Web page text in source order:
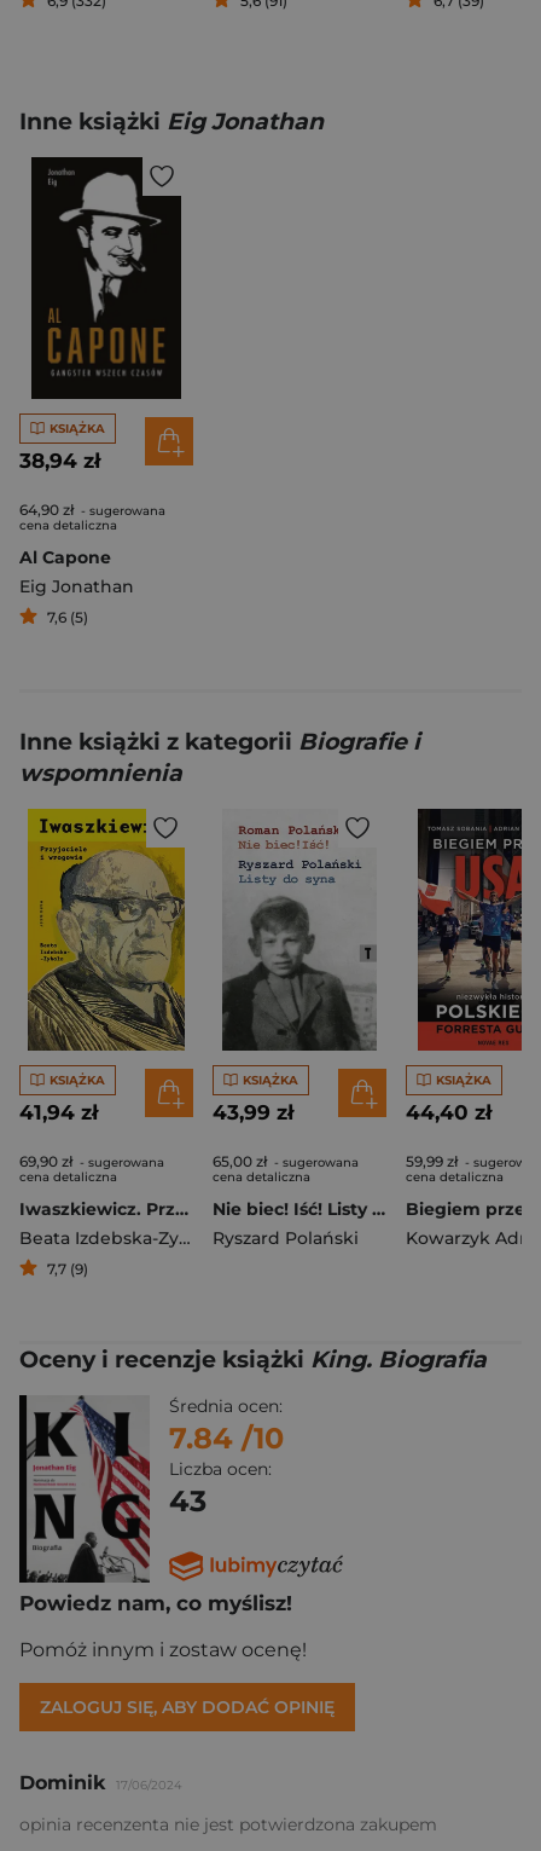
Inne książki Eig Jonathan
KSIĄŻKA
38,94 zł
64,90 zł - sugerowana
cena detaliczna
Al Capone
Eig Jonathan
7,6 (5)
Inne książki z kategorii Biografie i
wspomnienia
KSIĄŻKA
41,94 zł
69,90 zł - sugerowana
cena detaliczna
Iwaszkiewicz. Przyjaciele i wrogowie
Beata Izdebska-Zybała
7,7 (9)
KSIĄŻKA
43,99 zł
65,00 zł - sugerowana
cena detaliczna
Nie biec! Iść! Listy ojca
Ryszard Polański
KSIĄŻKA
44,40 zł
59,99 zł -
cena detaliczna
Kowarzyk
Oceny i recenzje książki King. Biografia
Średnia ocen:
7.84 /10
Liczba ocen:
43
Powiedz nam, co myślisz!
Pomóż innym i zostaw ocenę!
ZALOGUJ SIĘ, ABY DODAĆ OPINIĘ
Dominik 17/06/2024
opinia recenzenta nie jest potwierdzona zakupem